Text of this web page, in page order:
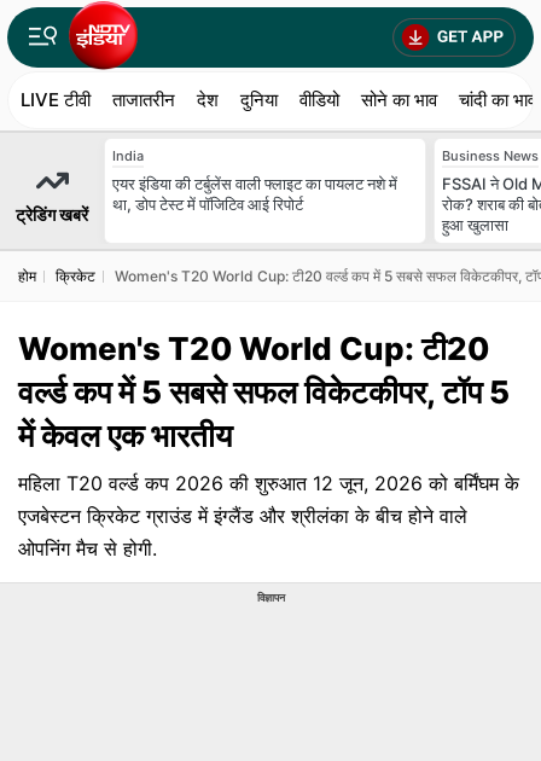
LIVE टीवी ताजातरीन देश दुनिया वीडियो सोने का भाव चांदी का भाव
ट्रेडिंग खबरें
India
एयर इंडिया की टर्बुलेंस वाली फ्लाइट का पायलट नशे में
था, डोप टेस्ट में पॉजिटिव आई रिपोर्ट
Business News
FSSAI ने Old
रोक? शराब की
हुआ खुलासा
होम क्रिकेट Women's T20 World Cup: टी20 वर्ल्ड कप में 5 सबसे सफल विकेटकीपर,
Women's T20 World Cup: टी20
वर्ल्ड कप में 5 सबसे सफल विकेटकीपर, टॉप 5
में केवल एक भारतीय
महिला T20 वर्ल्ड कप 2026 की शुरुआत 12 जून, 2026 को बर्मिंघम के
एजबेस्टन क्रिकेट ग्राउंड में इंग्लैंड और श्रीलंका के बीच होने वाले
ओपनिंग मैच से होगी.
विज्ञापन